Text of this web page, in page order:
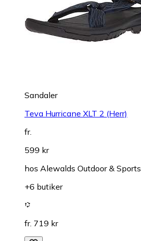
Sandaler
Teva Hurricane XLT 2 (Herr)
fr.
599 kr
hos Alewalds Outdoor & Sports
+6 butiker
fr. 719 kr